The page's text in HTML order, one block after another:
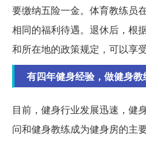
要缴纳五险一金。体育教练员
相同的福利待遇。退休后，根
和所在地的政策规定，可以享
有四年健身经验，做健身
目前，健身行业发展迅速，健
问和健身教练成为健身房的主